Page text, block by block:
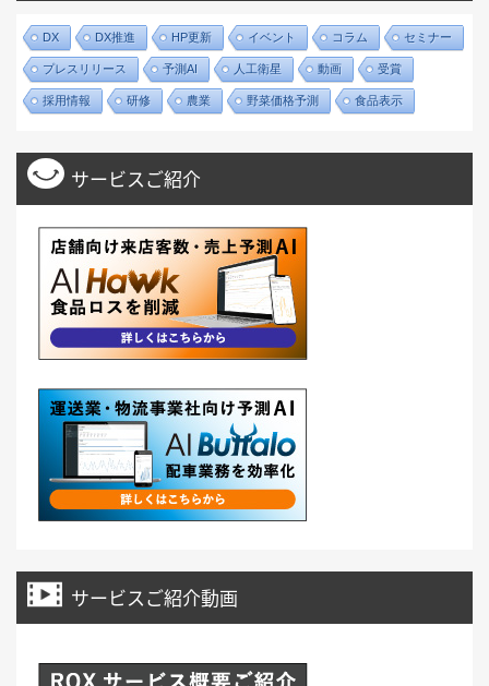
DX DX推進 HP更新 イベント コラム セミナー
プレスリリース 予測AI 人工衛星 動画 受賞
採用情報 研修 農業 野菜価格予測 食品表示
サービスご紹介
サービスご紹介動画